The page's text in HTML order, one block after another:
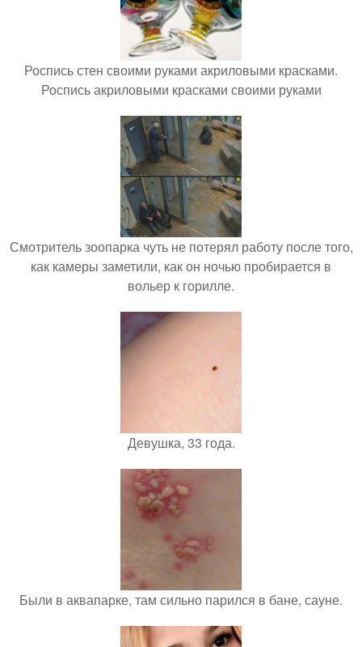
Роспись стен своими руками акриловыми красками.
Роспись акриловыми красками своими руками
Смотритель зоопарка чуть не потерял работу после того,
как камеры заметили, как он ночью пробирается в
вольер к горилле.
Девушка, 33 года.
Были в аквапарке, там сильно парился в бане, сауне.